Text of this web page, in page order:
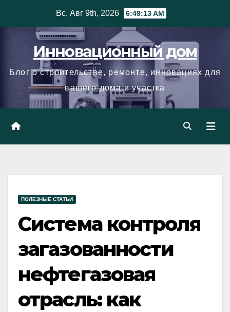
Вс. Авг 9th, 2026 6:49:15 AM
Инновационный дом
Блог о строительстве, ремонте, инновациях для
вашего дома и участка
ПОЛЕЗНЫЕ СТАТЬИ
Система контроля
загазованности
нефтегазовая
отрасль: как